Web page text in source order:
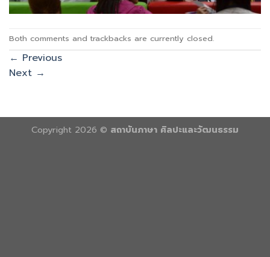
Both comments and trackbacks are currently closed.
← Previous
Next →
Copyright 2026 © สถาบันภาษา ศิลปะและวัฒนธรรม